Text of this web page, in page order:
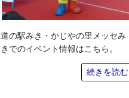
道の駅みき・かじやの里メッセみ
きでのイベント情報はこちら。
続きを読む